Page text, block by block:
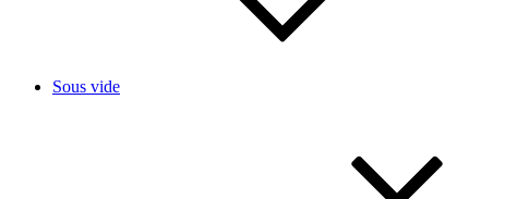
Sous vide